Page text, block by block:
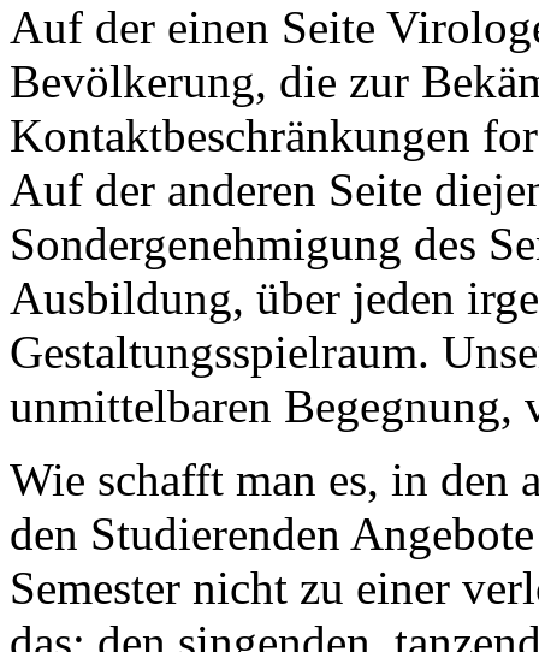
Auf der einen Seite
Bevölkerung, die zur
Kontaktbeschränkungen
Auf der anderen Seite
Sondergenehmigung des
Ausbildung, über jeden
Gestaltungsspielraum.
unmittelbaren
Wie schafft man es, in den
den Studierenden
Semester nicht zu einer